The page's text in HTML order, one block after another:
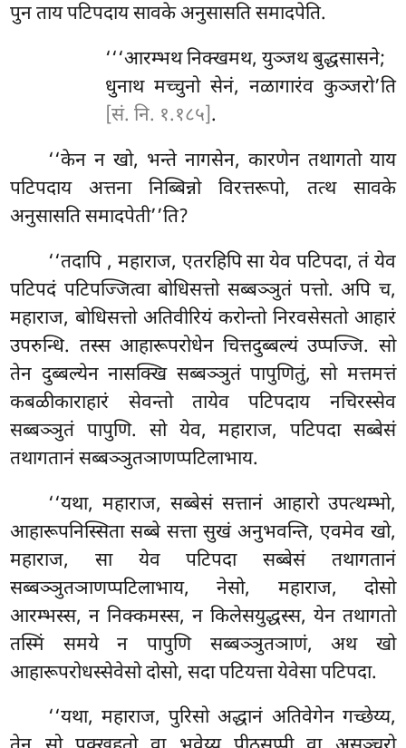
पुन ताय पटिपदाय सावके अनुसासति समादपेति.
‘‘‘आरम्भथनिक्खमथ, युञ्जथ बुद्धसासने;
धुनाथ मच्चुनो सेनं, नळागारंव कुञ्जरो’ति
[सं. नि. १.१८५].
‘‘केन न खो, भन्ते नागसेन, कारणेन तथागतो याय
पटिपदाय अत्तना निब्बिन्नो विरत्तरूपो, तत्थ सावके
अनुसासति समादपेती’’ति?
‘‘तदापि , महाराज, एतरहिपि सा येव पटिपदा, तं येव
पटिपदं पटिपज्जित्वा बोधिसत्तो सब्बञ्ञुतं पत्तो. अपि च,
महाराज, बोधिसत्तो अतिवीरियं करोन्तो निरवसेसतो आहारं
उपरुन्धि. तस्स आहारूपरोधेन चित्तदुब्बल्यं उप्पज्जि. सो
तेन दुब्बल्येन नासक्खि सब्बञ्ञुतं पापुणितुं, सो मत्तमत्तं
कबळीकाराहारं सेवन्तो तायेव पटिपदाय नचिरस्सेव
सब्बञ्ञुतं पापुणि. सो येव, महाराज, पटिपदा सब्बेसं
तथागतानं सब्बञ्ञुतञाणप्पटिलाभाय.
‘‘यथा, महाराज, सब्बेसं सत्तानं आहारो उपत्थम्भो,
आहारूपनिस्सिता सब्बे सत्ता सुखं अनुभवन्ति, एवमेव खो,
महाराज, सा येव पटिपदा सब्बेसं तथागतानं
सब्बञ्ञुतञाणप्पटिलाभाय, नेसो, महाराज, दोसो
आरम्भस्स, न निक्कमस्स, न किलेसयुद्धस्स, येन तथागतो
तस्मिं समये न पापुणि सब्बञ्ञुतञाणं, अथ खो
आहारूपरोधस्सेवेसो दोसो, सदा पटियत्ता येवेसा पटिपदा.
‘‘यथा, महाराज, पुरिसो अद्धानं अतिवेगेन गच्छेय्य,